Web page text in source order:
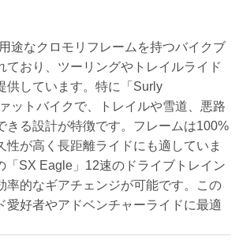
途なクロモリフレームを持つバイクブ
ており、ツーリングやトレイルライド
供しています。特に「Surly
ットバイクで、トレイルや雪道、悪路
きる設計が特徴です。フレームは100%
性が高く長距離ライドにも適していま
「SX Eagle」12速のドライブトレイン
率的なギアチェンジが可能です。この
愛好者やアドベンチャーライドに最適